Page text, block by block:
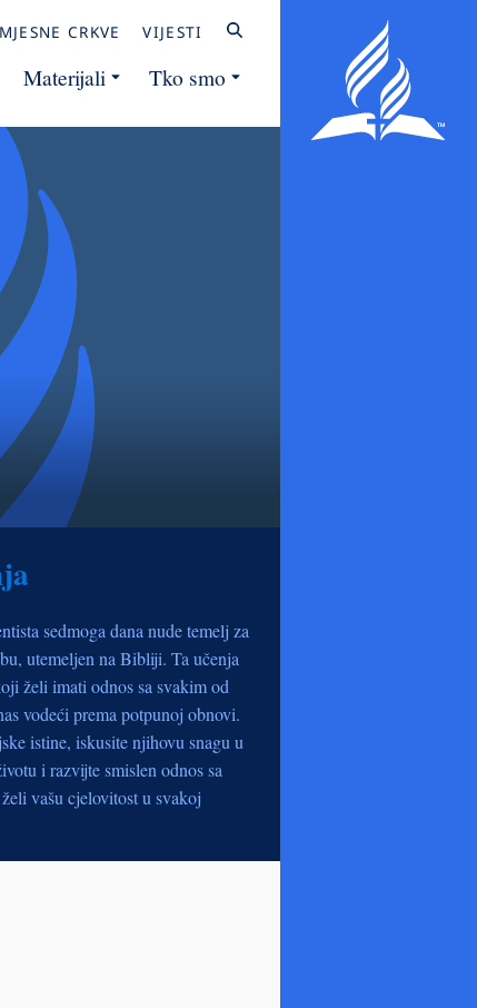
MJESNE CRKVE VIJESTI
Materijali Tko smo
sedmoga dana nude temelj za
utemeljen na Bibliji. Ta učenja
želi imati odnos sa svakim od
vodeći prema potpunoj obnovi.
istine, iskusite njihovu snagu u
i razvijte smislen odnos sa
vašu cjelovitost u svakoj